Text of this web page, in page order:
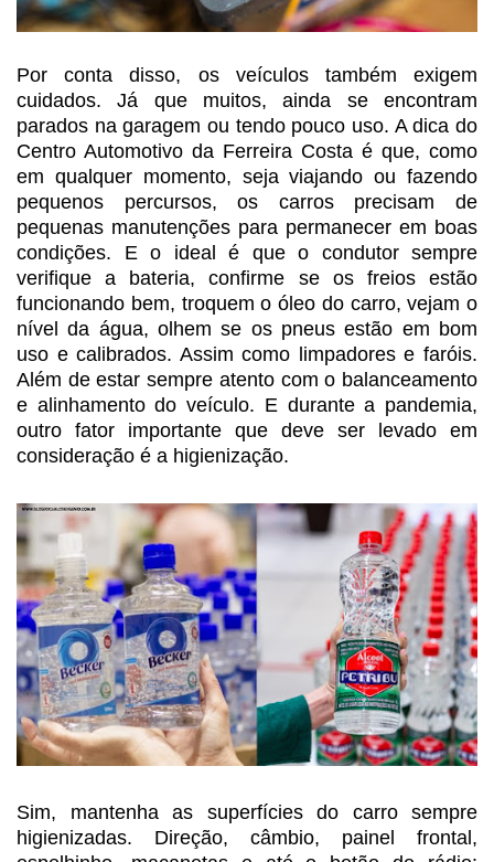
Por conta disso, os veículostambém exigem
cuidados. Já que muitos, ainda se encontram
parados na garagem ou tendo pouco uso. A dica do
Centro Automotivo da Ferreira Costa é que, como
em qualquer momento, seja viajando ou fazendo
pequenos percursos, os carrosprecisam de
pequenas manutenções para permanecer em boas
condições. E o ideal é que o condutor sempre
verifique a bateria, confirme se os freios estão
funcionando bem, troquem o óleo do carro, vejam o
nível da água, olhem se ospneus estão em bom
uso e calibrados. Assim como limpadores e faróis.
Além deestar sempre atento com o balanceamento
e alinhamento do veículo. E durante a pandemia,
outro fator importante que deve ser levado em
consideração é a higienização.
Sim, mantenha as superfíciesdo carro sempre
higienizadas. Direção, câmbio, painel frontal,